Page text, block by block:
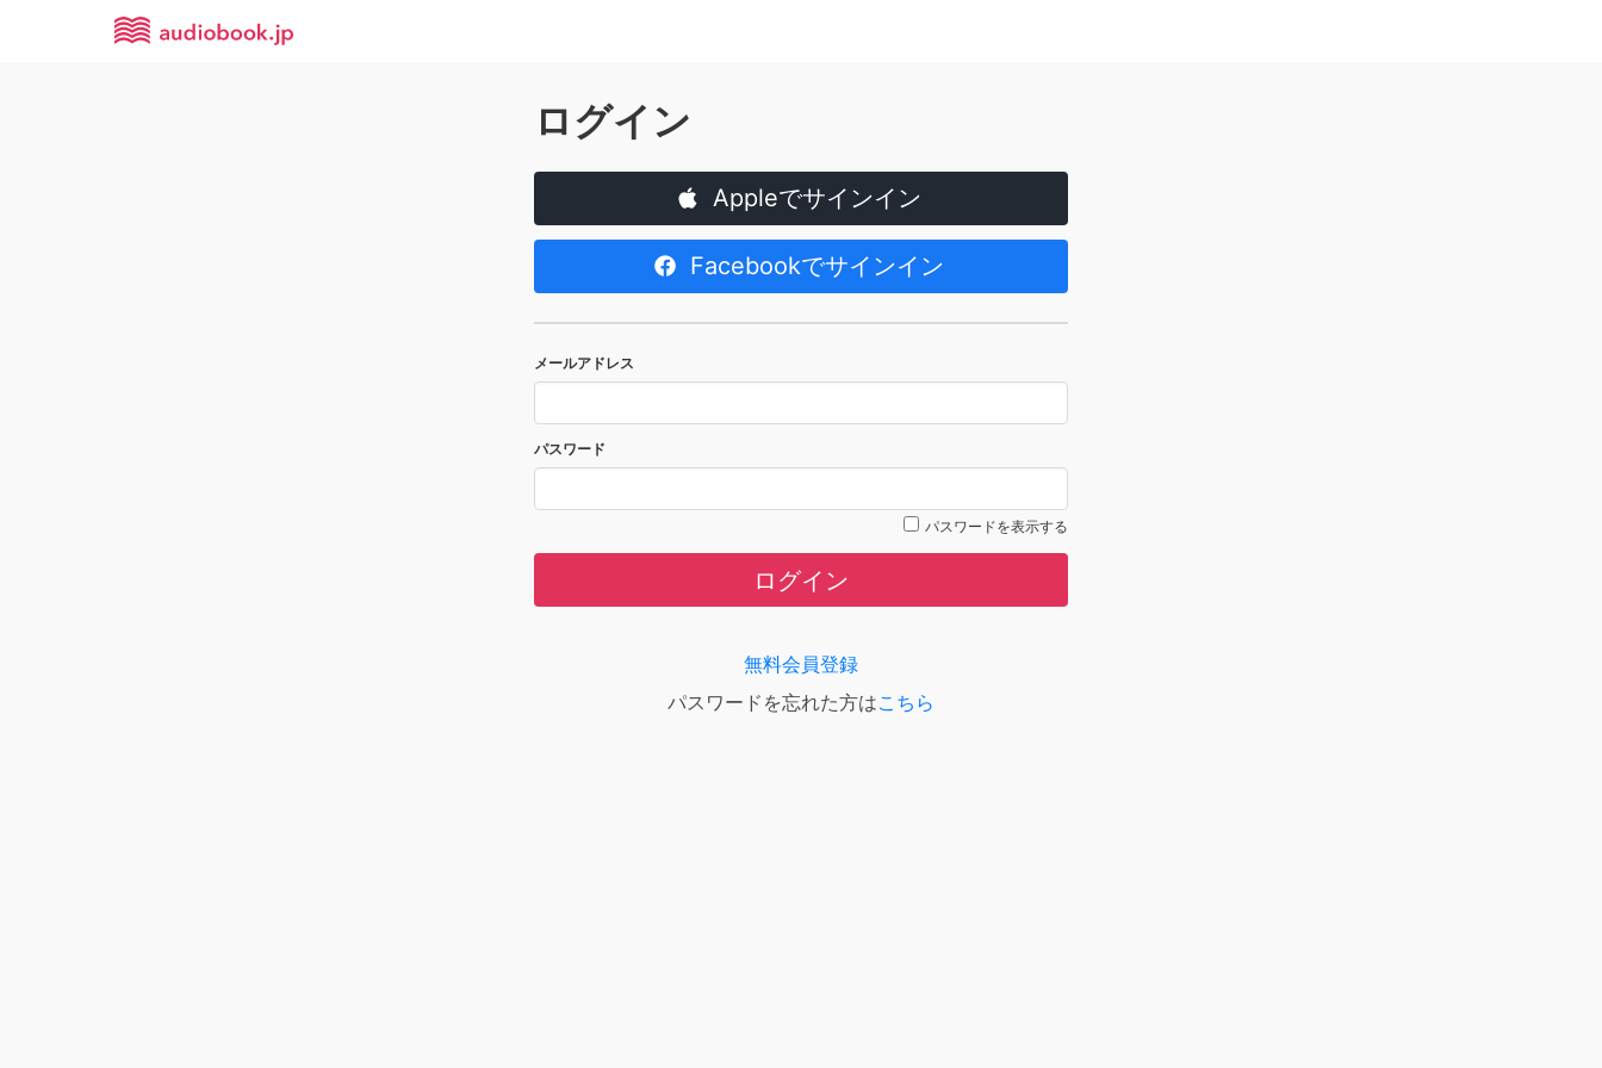
ログイン
Appleでサインイン
Facebookでサインイン
メールアドレス
パスワード
パスワードを表示する
ログイン
無料会員登録
パスワードを忘れた方はこちら